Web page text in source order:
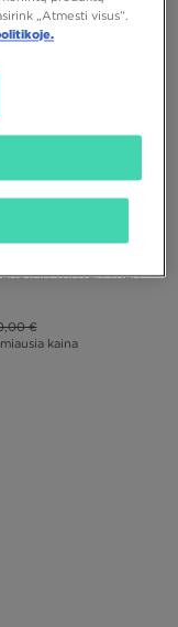
PASIŪLYMAS
WINTER TREK
€
kaina
„Atmesti visus”.